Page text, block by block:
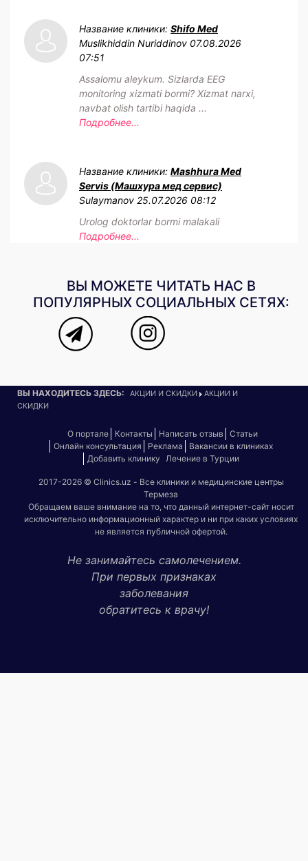
Название клиники: Shifo Med
Muslikhiddin Nuriddinov 07.08.2026
07:51
Assalomu aleykum. Sizlarda EEG
monitoring xizmati bormi? Xizmat narxi,
navbat olish tartibi haqida ...
Подробнее...
Название клиники: Mashhura Med
Servis (Машхура мед сервис)
Sulaymanov 25.07.2026 08:12
Urolog doktorlar bormi malakali
Подробнее...
ВЫ МОЖЕТЕ ЧИТАТЬ НАС В
ПОПУЛЯРНЫХ СОЦИАЛЬНЫХ СЕТЯХ:
ВЫ НАХОДИТЕСЬ ЗДЕСЬ: АКЦИИ И СКИДКИ
АКЦИИ И
СКИДКИ
О портале Контакты Написать отзыв
Статьи
Онлайн консультация
Реклама
Вакансии в клиниках
Добавить клинику
Лечение в Турции
2017-2026 © Clinics.uz - Все клиники и медицинские центры
Термеза
Обращаем ваше внимание на то, что данный интернет-сайт носит
исключительно информационный характер и ни при каких условиях
не является публичной офертой.
Не занимайтесь самолечением.
При первых признаках
заболевания
обратитесь к врачу!